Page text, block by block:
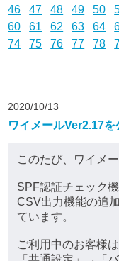
46
47 48 49 50
60
61 62 63 64
74
75 76 77 78
2020/10/13
ワイメールVer2.17を
このたび、ワイメ
SPF認証チェック
CSV出力機能の追
ています。
ご利用中のお客様